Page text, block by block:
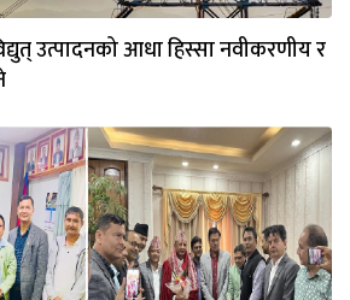
उत्पादनको आधा हिस्सा नवीकरणीय र